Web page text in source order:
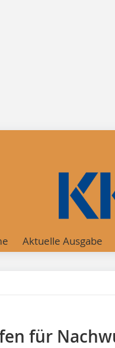
Aktuelle Ausgabe
für